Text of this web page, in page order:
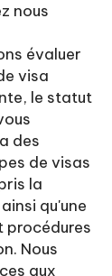
nous
évaluer
visa
le statut
des
de visas
la
qu'une
procédures
Nous
aux